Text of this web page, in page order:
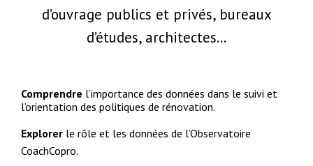
d’ouvrage publics et privés, bureaux
d’études, architectes…
Comprendre l’importance des données dans le suivi et
l’orientation des politiques de rénovation.
Explorer le rôle et les données de l’Observatoire
CoachCopro.